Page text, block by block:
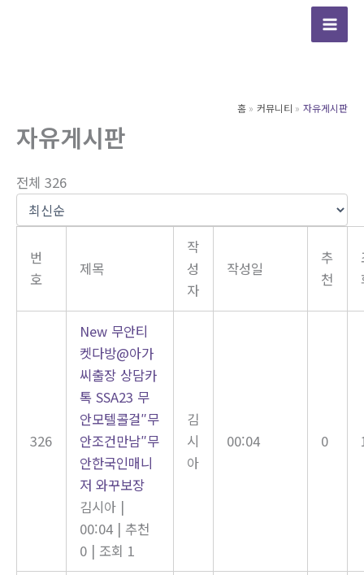
홈 커뮤니티 자유게시판
자유게시판
전체 326
번
호
제목
작
성
자
작성일
추
천
326
New 무안티
켓다방@아가
씨출장 상담카
톡 SSA23 무
안모텔콜걸″무
안조건만남″무
안한국인매니
저 와꾸보장
김시아 |
00:04 | 추천
0 | 조회 1
김
시
아
00:04 0